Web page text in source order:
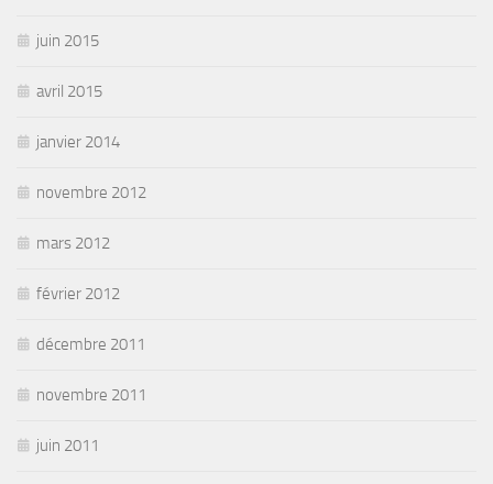
juin 2015
avril 2015
janvier 2014
novembre 2012
mars 2012
février 2012
décembre 2011
novembre 2011
juin 2011